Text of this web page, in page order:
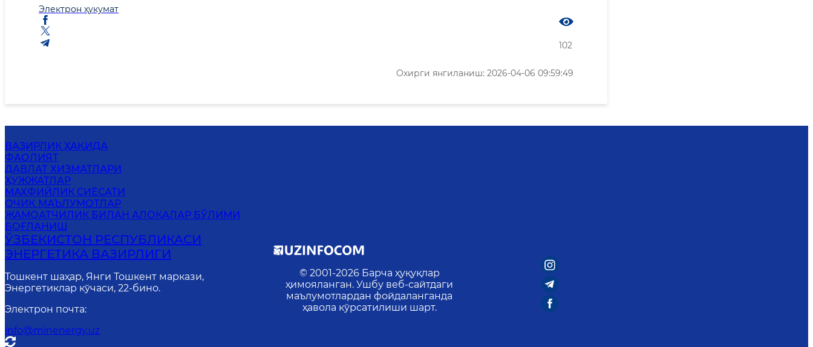
Электрон ҳукумат
102
Охирги янгиланиш: 2026-04-06 09:59:49
ВАЗИРЛИК ҲАҚИДА
ФАОЛИЯТ
ДАВЛАТ ХИЗМАТЛАРИ
ҲУЖЖАТЛАР
МАХФИЙЛИК СИЁСАТИ
ОЧИҚ МАЪЛУМОТЛАР
ЖАМОАТЧИЛИК БИЛАН АЛОҚАЛАР БЎЛИМИ
БОҒЛАНИШ
ЎЗБЕКИСТОН РЕСПУБЛИКАСИ
ЭНЕРГЕТИКА ВАЗИРЛИГИ
Тошкент шаҳар, Янги Тошкент маркази,
Энергетиклар кўчаси, 22-бино.
Электрон почта:
info@minenergy.uz
© 2001-2026 Барча ҳуқуқлар
ҳимояланган. Ушбу веб-сайтдаги
маълумотлардан фойдаланганда
ҳавола кўрсатилиши шарт.